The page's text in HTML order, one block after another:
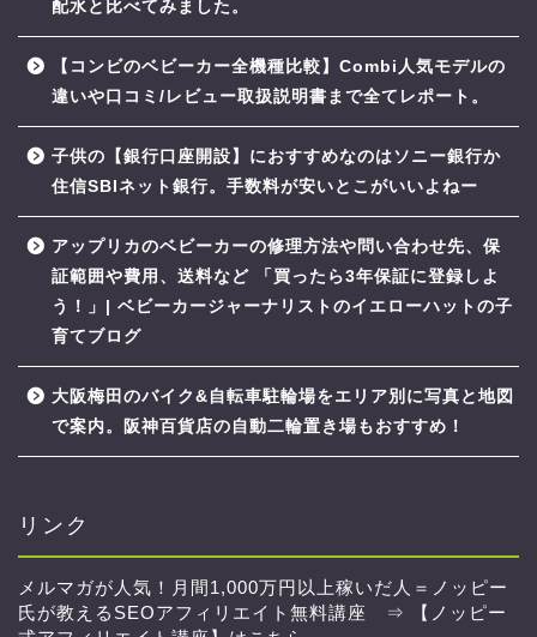
配水と比べてみました。
【コンビのベビーカー全機種比較】Combi人気モデルの
違いや口コミ/レビュー取扱説明書まで全てレポート。
子供の【銀行口座開設】におすすめなのはソニー銀行か
住信SBIネット銀行。手数料が安いとこがいいよねー
アップリカのベビーカーの修理方法や問い合わせ先、保
証範囲や費用、送料など 「買ったら3年保証に登録しよ
う！」| ベビーカージャーナリストのイエローハットの子
育てブログ
大阪梅田のバイク&自転車駐輪場をエリア別に写真と地図
で案内。阪神百貨店の自動二輪置き場もおすすめ！
リンク
メルマガが人気！月間1,000万円以上稼いだ人＝ノッピー
氏が教えるSEOアフィリエイト無料講座 ⇒
【ノッピー